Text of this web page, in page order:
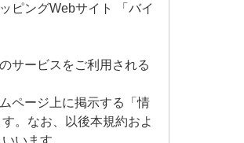
ピングWebサイト 「バイ
サービスをご利用される
ページ上に掲示する「情
。なお、以後本規約およ